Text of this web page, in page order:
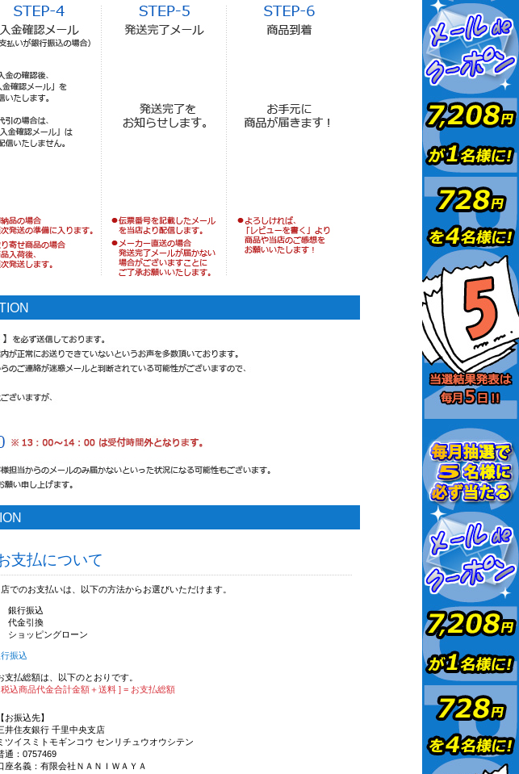
支払について
店でのお支払いは、以下の方法からお選びいただけます。
銀行振込
代金引換
ショッピングローン
振込
支払総額は、以下のとおりです。
込商品代金合計金額＋送料 ] = お支払総額
【お振込先】
井住友銀行 千里中央支店
ツイスミトモギンコウ センリチュウオウシテン
通：0757469
座名義：有限会社ＮＡＮＩＷＡＹＡ